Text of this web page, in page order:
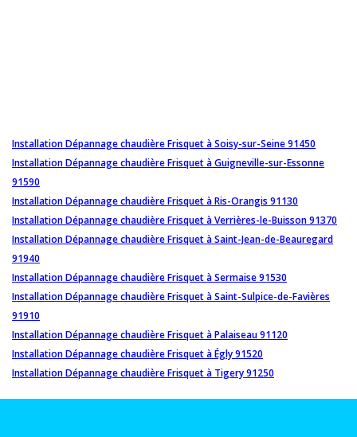
Installation Dépannage chaudière Frisquet à Soisy-sur-Seine 91450
Installation Dépannage chaudière Frisquet à Guigneville-sur-Essonne
91590
Installation Dépannage chaudière Frisquet à Ris-Orangis 91130
Installation Dépannage chaudière Frisquet à Verrières-le-Buisson 91370
Installation Dépannage chaudière Frisquet à Saint-Jean-de-Beauregard
91940
Installation Dépannage chaudière Frisquet à Sermaise 91530
Installation Dépannage chaudière Frisquet à Saint-Sulpice-de-Favières
91910
Installation Dépannage chaudière Frisquet à Palaiseau 91120
Installation Dépannage chaudière Frisquet à Égly 91520
Installation Dépannage chaudière Frisquet à Tigery 91250